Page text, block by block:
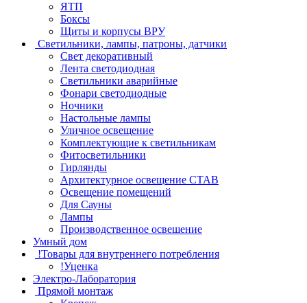
ЯТП
Боксы
Щиты и корпусы ВРУ
Светильники, лампы, патроны, датчики
Свет декоративный
Лента светодиодная
Светильники аварийные
Фонари светодиодные
Ночники
Настольные лампы
Уличное освещение
Комплектующие к светильникам
Фитосветильники
Гирлянды
Архитектурное освещение СТАВ
Освещение помещений
Для Сауны
Лампы
Производственное освешение
Умный дом
!Товары для внутреннего потребления
!Уценка
Электро-Лаборатория
Прямой монтаж